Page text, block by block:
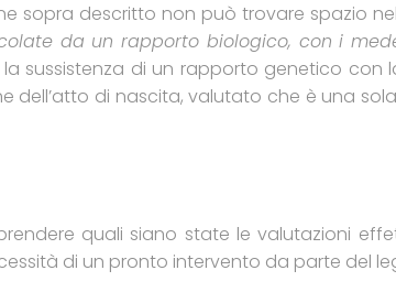
sopra descritto non può trovare spazio
da un rapporto biologico, con i
la sussistenza di un rapporto genetico
dell’atto di nascita, valutato che è una
quali siano state le valutazioni
di un pronto intervento da parte del